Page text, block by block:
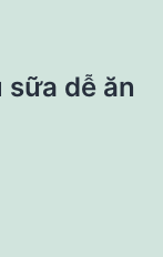
dễ ăn